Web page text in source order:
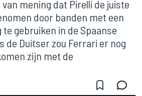
mening dat Pirelli de juiste
door banden met een
gebruiken in de Spaanse
de Duitser zou Ferrari er nog
zijn met de